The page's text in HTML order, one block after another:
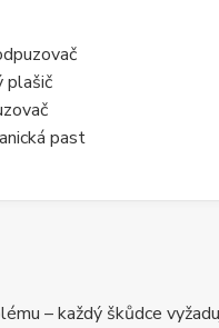
plašič
past
– každý škůdce